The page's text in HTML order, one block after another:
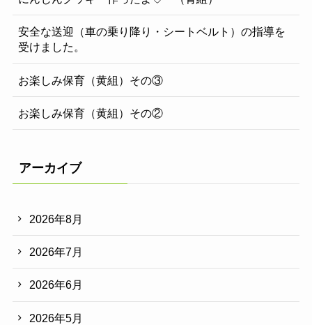
安全な送迎（車の乗り降り・シートベルト）の指導を
受けました。
お楽しみ保育（黄組）その③
お楽しみ保育（黄組）その②
アーカイブ
2026年8月
2026年7月
2026年6月
2026年5月